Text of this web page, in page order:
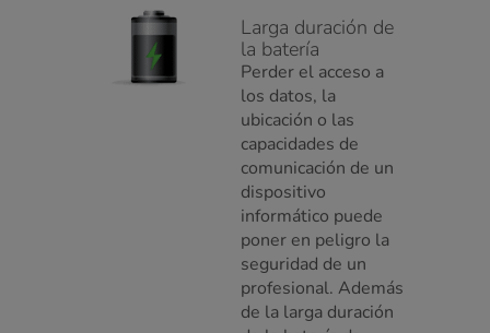
Larga duración de
la batería
Perder el acceso a
los datos, la
ubicación o las
capacidades de
comunicación de un
dispositivo
informático puede
poner en peligro la
seguridad de un
profesional. Además
de la larga duración